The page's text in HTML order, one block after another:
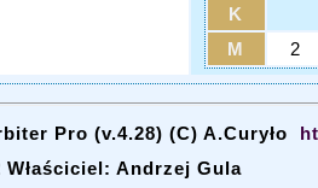
K
M
2
Pro (v.4.28) (C) A.Curyło
Właściciel: Andrzej Gula